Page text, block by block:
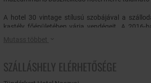
A hotel 30 vintage stílusú szobájával a
kastély főépületében várja vendégeit. A
esésű, dúsan fodrozódó, halványkék,
hófehér bútorokat, melyeket a natúr színek
pasztell árnyalatok a romantika és elegancia
található connecting szobák 2-2 helyiségből
Mutass többet
SZÁLLÁSHELY ELÉRHETŐSÉGE